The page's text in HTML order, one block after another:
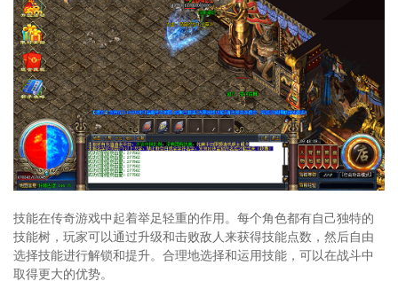
技能在传奇游戏中起着举足轻重的作用。每个角色都有自己独特的
技能树，玩家可以通过升级和击败敌人来获得技能点数，然后自由
选择技能进行解锁和提升。合理地选择和运用技能，可以在战斗中
取得更大的优势。